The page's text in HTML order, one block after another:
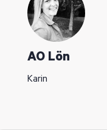
AO Lön
Karin